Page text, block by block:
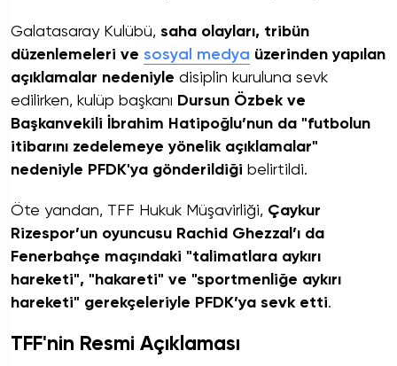
Galatasaray Kulübü, saha olayları, tribün
düzenlemeleri ve sosyal medya üzerinden yapılan
açıklamalar nedeniyle disiplin kuruluna sevk
edilirken, kulüp başkanı Dursun Özbek ve
Başkanvekili İbrahim Hatipoğlu’nun da "futbolun
itibarını zedelemeye yönelik açıklamalar"
nedeniyle PFDK'ya gönderildiği belirtildi.
Öte yandan, TFF Hukuk Müşavirliği, Çaykur
Rizespor’un oyuncusu Rachid Ghezzal’ı da
Fenerbahçe maçındaki "talimatlara aykırı
hareketi", "hakareti" ve "sportmenliğe aykırı
hareketi" gerekçeleriyle PFDK’ya sevk etti.
TFF'nin Resmi Açıklaması